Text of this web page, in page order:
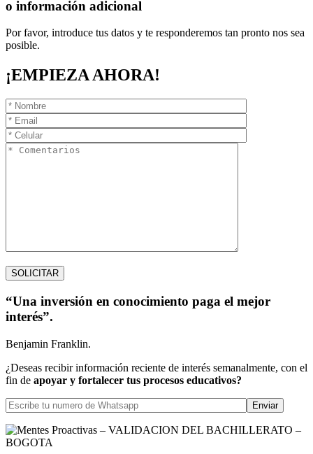
o información adicional
Por favor, introduce tus datos y te responderemos tan pronto nos sea
posible.
¡EMPIEZA AHORA!
“Una inversión en conocimiento paga el mejor
interés”.
Benjamin Franklin.
¿Deseas recibir información reciente de interés semanalmente, con el
fin de apoyar y fortalecer tus procesos educativos?